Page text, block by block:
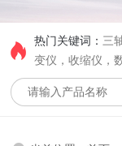
热门关键词： 三
变仪，收缩仪，